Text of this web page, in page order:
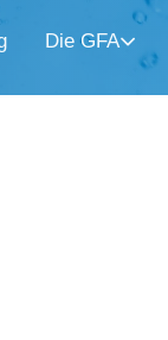
Die GFA